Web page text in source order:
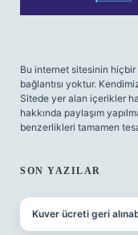
Bu internet sitesinin
bağlantısı yoktur.
Sitede yer alan içerikler
hakkında paylaşım
benzerlikleri tamamen
SON YAZILAR
Kuver ücreti geri